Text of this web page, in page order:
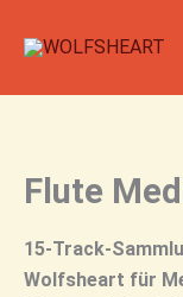
Inhalt
Flute
15-Track-
Wolfsheart für